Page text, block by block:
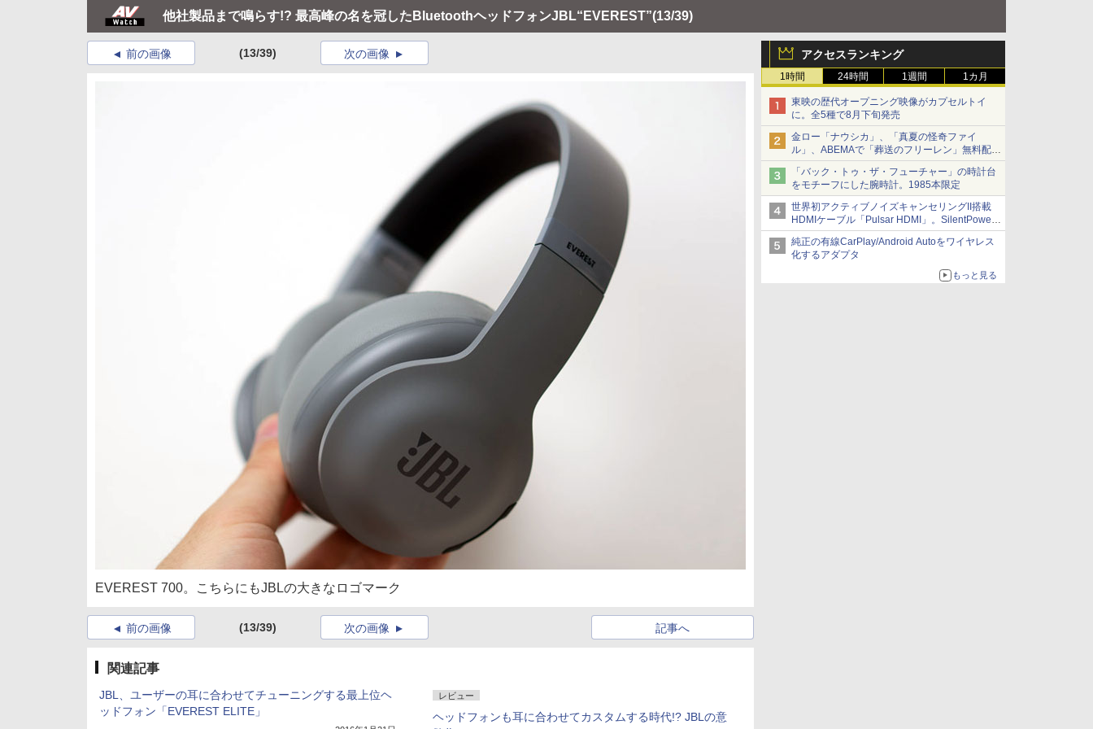
他社製品まで鳴らす!? 最高峰の名を冠したBluetoothヘッドフォンJBL“EVEREST”(13/39)
アクセスランキング
1時間 24時間 1週間 1カ月
東映の歴代オープニング映像がカプセルトイ
に。全5種で8月下旬発売
金ロー「ナウシカ」、「真夏の怪奇ファイ
ル」、ABEMAで「葬送のフリーレン」無料配信
など。夏の特番・配信情報
「バック・トゥ・ザ・フューチャー」の時計台
をモチーフにした腕時計。1985本限定
世界初アクティブノイズキャンセリングII搭載
HDMIケーブル「Pulsar HDMI」。SilentPower
から
純正の有線CarPlay/Android Autoをワイヤレス
化するアダプタ
もっと見る
前の画像 (13/39) 次の画像
EVEREST 700。こちらにもJBLの大きなロゴマーク
前の画像 (13/39) 記事へ
次の画像
関連記事
JBL、ユーザーの耳に合わせてチューニングする最上位ヘ
ッドフォン「EVEREST ELITE」
レビュー
ヘッドフォンも耳に合わせてカスタムする時代!? JBLの意